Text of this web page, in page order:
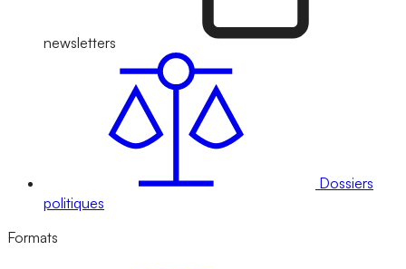
newsletters
Dossiers
politiques
Formats